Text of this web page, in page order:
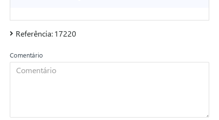
Referência:17220
Comentário